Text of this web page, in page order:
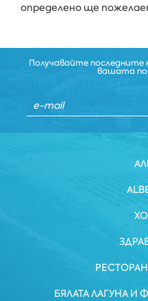
определено ще
Получавайте последните
вашата
БЯЛАТА ЛАГУНА И